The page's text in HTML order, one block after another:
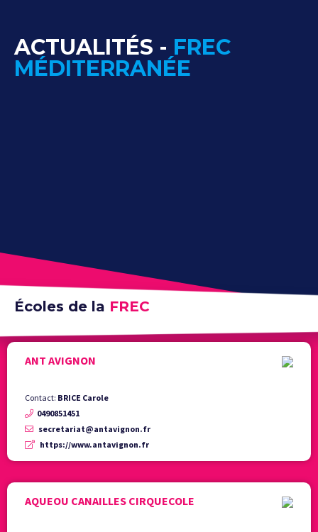
ACTUALITÉS - FREC
MÉDITERRANÉE
Écoles de la FREC
ANT AVIGNON
Contact: BRICE Carole
0490851451
secretariat@antavignon.fr
https://www.antavignon.fr
AQUEOU CANAILLES CIRQUECOLE